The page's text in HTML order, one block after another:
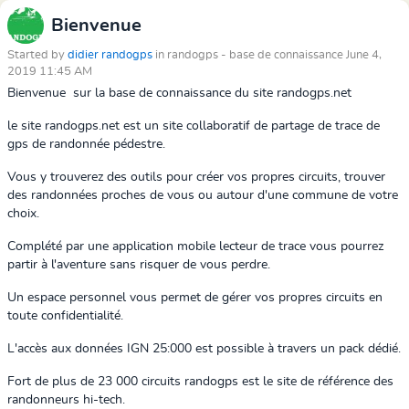
Bienvenue
Started by didier randogps in randogps - base de connaissance June 4,
2019 11:45 AM
Bienvenue sur la base de connaissance du site randogps.net
le site randogps.net est un site collaboratif de partage de trace de
gps de randonnée pédestre.
Vous y trouverez des outils pour créer vos propres circuits, trouver
des randonnées proches de vous ou autour d'une commune de votre
choix.
Complété par une application mobile lecteur de trace vous pourrez
partir à l'aventure sans risquer de vous perdre.
Un espace personnel vous permet de gérer vos propres circuits en
toute confidentialité.
L'accès aux données IGN 25:000 est possible à travers un pack dédié.
Fort de plus de 23 000 circuits randogps est le site de référence des
randonneurs hi-tech.